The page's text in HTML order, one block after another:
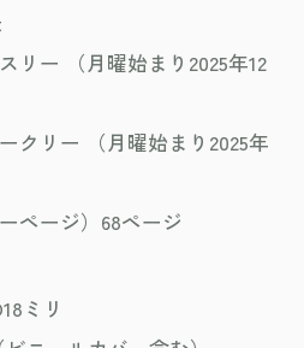
リー （月曜始まり2025年12
クリー （月曜始まり2025年
ページ）68ページ
ミリ